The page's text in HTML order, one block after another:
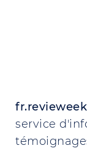
service